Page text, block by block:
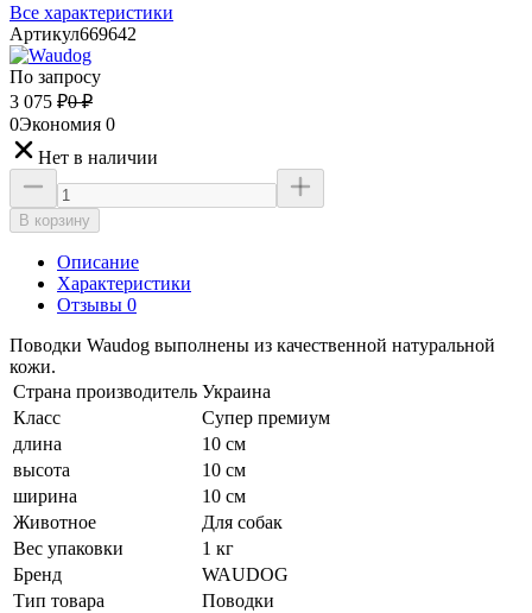
Все характеристики
Артикул669642
По запросу
3 075 ₽0 ₽
0Экономия 0
Нет в наличии
В корзину
Описание
Характеристики
Отзывы 0
Поводки Waudog выполнены из качественной натуральной
кожи.
Страна производитель Украина
Класс
Супер премиум
длина
10 см
высота
10 см
ширина
10 см
Животное
Для собак
Вес упаковки
1 кг
Бренд
WAUDOG
Тип товара
Поводки